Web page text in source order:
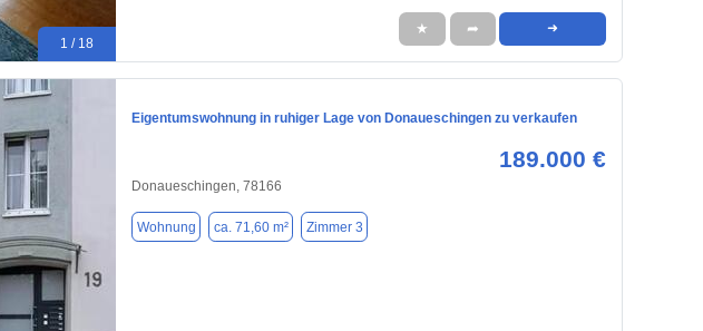
1 / 18
★ ➦ ➜
Eigentumswohnung in ruhiger Lage von Donaueschingen zu verkaufen
189.000 €
Donaueschingen, 78166
Wohnung ca. 71,60 m² Zimmer 3